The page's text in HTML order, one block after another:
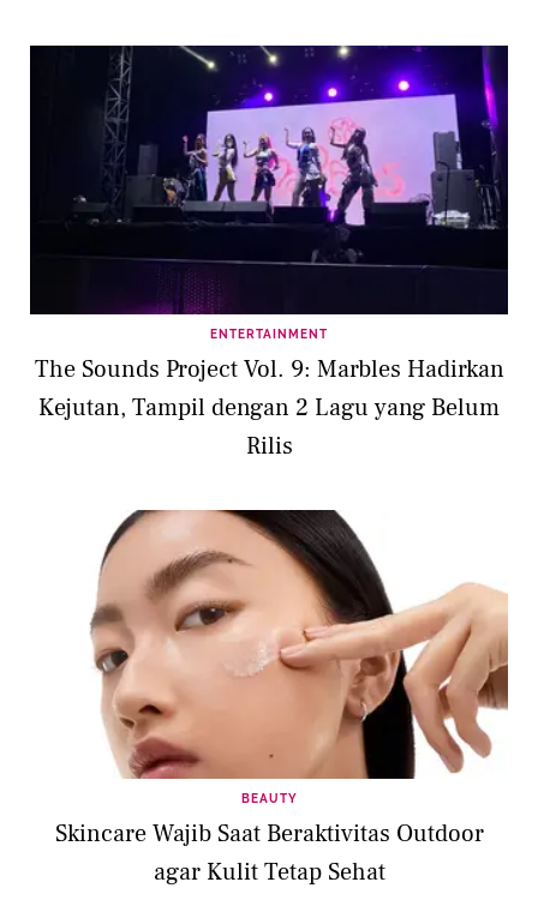
ENTERTAINMENT
The Sounds Project Vol. 9: Marbles Hadirkan
Kejutan, Tampil dengan 2 Lagu yang Belum
Rilis
BEAUTY
Skincare Wajib Saat Beraktivitas Outdoor
agar Kulit Tetap Sehat